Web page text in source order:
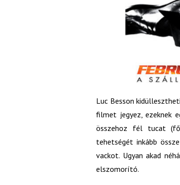
Luc Besson
filmet jegyez, ezeknek
összehoz fél tucat
tehetségét inkább
vackot. Ugyan akad
elszomorító.